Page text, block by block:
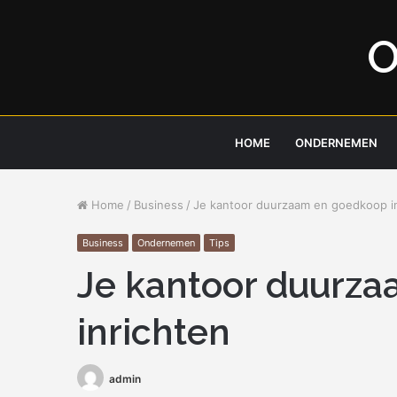
HOME ONDERNEMEN
Home / Business / Je kantoor duurzaam en goedkoop
Business Ondernemen Tips
Je kantoor
inrichten
admin